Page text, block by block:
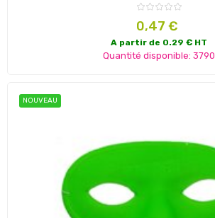
Prix
0,47 €
A partir de 0.29 € HT
Quantité disponible: 3790
NOUVEAU